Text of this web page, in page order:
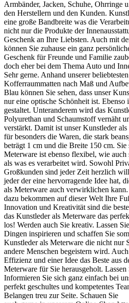
Armbänder, Jacken, Schuhe, Ohrringe
den Herstellern und den Kunden.
eine große Bandbreite was die
nicht nur die Produkte der
Geschenk an Ihre Liebsten. Auch mit
können Sie zuhause ein ganz
Geschenk für Freunde und Familie
doch eher bei dem Thema Auto und
Sehr gerne. Anhand unserer
Kofferraummatten nach Maß und
Blau können Sie sehen, dass unser
nur eine optische Schönheit ist. Ebenso
gestaltet. Unteranderem wird das
Polyurethan und Schaumstoff vernäht
verstärkt. Damit ist unser Kunstleder
für besonders die Waren, die stark
beträgt 1 cm und die Breite 150 cm. Sie
Meterware ist ebenso flexibel, wie
als was es verarbeitet wird. Sowohl
Großkunden sind jeder Zeit herzlich
jeder der eine hervorragende Idee hat,
als Meterware auch verwirklichen
dazu bekommen auf dieser Welt Ihre
Innovation und Kreativität sind die
das Kunstleder als Meterware das
los! Werden auch Sie kreativ. Lassen
Dingen inspirieren und schaffen Sie
Kunstleder als Meterware die nicht nur
andere Menschen begeistern wird.
Effizienz und einer Idee das Beste aus
Meterware für Sie herausgeholt. Lassen
Informieren Sie sich ganz einfach bei
perfekt geschultes und kompetentes
Belangen treu zur Seite. Schauen Sie